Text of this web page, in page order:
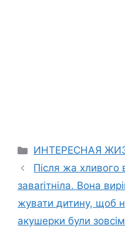
Categories
ИНТЕРЕСНАЯ
Після жа
заваrітніла. Вона
жувати дитину, щоб
акушерки були